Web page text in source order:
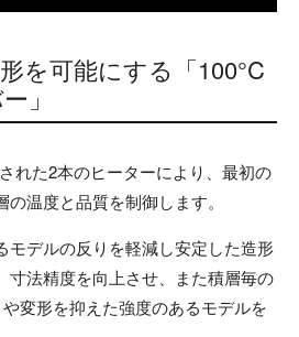
を可能にする「100°C
」
れた2本のヒーターにより、最初の
温度と品質を制御します。
モデルの反りを軽減し安定した造形
寸法精度を向上させ、また積層毎の
変形を抑えた強度のあるモデルを